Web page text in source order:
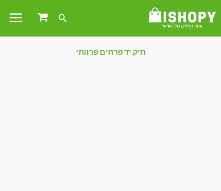
תיק יד פרחים פרוותי